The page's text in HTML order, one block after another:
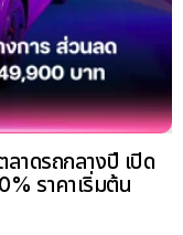
ลาดรถกลางปี เปิด
ราคาเริ่มต้น